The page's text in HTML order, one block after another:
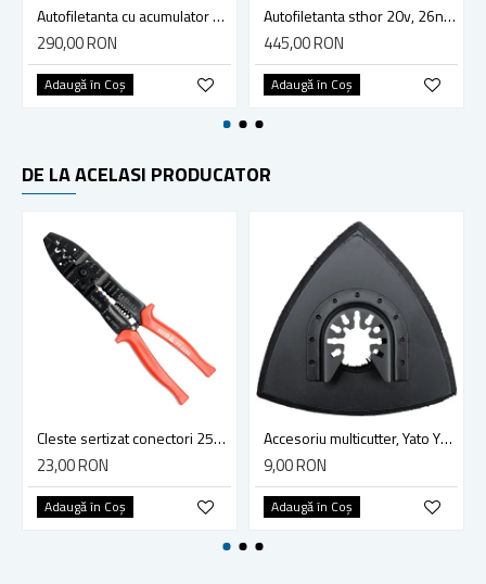
Autofiletanta cu acumulator RCD21LI ROTOR
290,00 RON
Adaugă în Coş
Autofiletanta sthor 20v, 26nm, 2 X 2 AH 78082
445,00 RON
Adaugă în Coş
DE LA ACELASI PRODUCATOR
Cleste sertizat conectori 250 mm lama 4mm Yato YT-2254
23,00 RON
Adaugă în Coş
Accesoriu multicutter, Yato YT-34689, sistem Yato Quick Release, slefuire, 90 mm, ceramica, abrazive
9,00 RON
Adaugă în Coş